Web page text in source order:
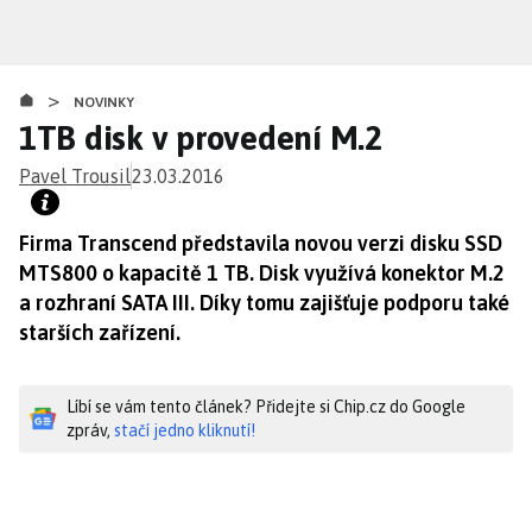
obsahu
> NOVINKY
1TB disk v provedení M.2
Pavel Trousil23.03.2016
Firma Transcend představila novou verzi disku SSD
MTS800 o kapacitě 1 TB. Disk využívá konektor M.2
a rozhraní SATA III. Díky tomu zajišťuje podporu také
starších zařízení.
Líbí se vám tento článek? Přidejte si Chip.cz do Google
zpráv, stačí jedno kliknutí!